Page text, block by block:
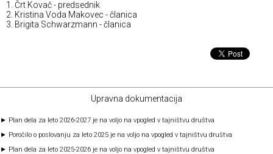
1. Črt Kovač - predsednik
2. Kristina Voda Makovec - članica
3. Brigita Schwarzmann - članica
Upravna dokumentacija
► Plan dela za leto 2026-2027 je na voljo na vpogled v tajništvu društva
► Poročilo o poslovanju za leto 2025 je na voljo na vpogled v tajništvu društva
► Plan dela za leto 2025-2026 je na voljo na vpogled v tajništvu društva